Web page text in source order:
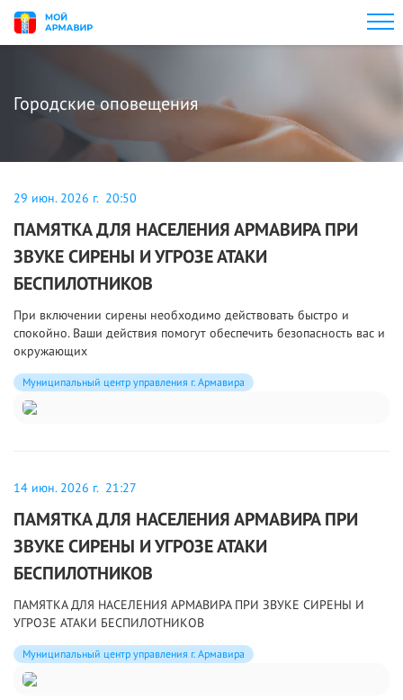
Городские оповещения
29 июн. 2026 г. 20:50
ПАМЯТКА ДЛЯ НАСЕЛЕНИЯ АРМАВИРА ПРИ
ЗВУКЕ СИРЕНЫ И УГРОЗЕ АТАКИ
БЕСПИЛОТНИКОВ
При включении сирены необходимо действовать быстро и
спокойно. Ваши действия помогут обеспечить безопасность вас и
окружающих
Муниципальный центр управления г. Армавира
14 июн. 2026 г. 21:27
ПАМЯТКА ДЛЯ НАСЕЛЕНИЯ АРМАВИРА ПРИ
ЗВУКЕ СИРЕНЫ И УГРОЗЕ АТАКИ
БЕСПИЛОТНИКОВ
ПАМЯТКА ДЛЯ НАСЕЛЕНИЯ АРМАВИРА ПРИ ЗВУКЕ СИРЕНЫ И
УГРОЗЕ АТАКИ БЕСПИЛОТНИКОВ
Муниципальный центр управления г. Армавира